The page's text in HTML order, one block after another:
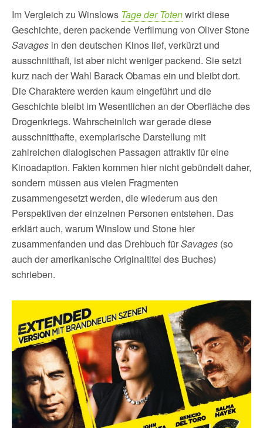
Im Vergleich zu Winslows Tage der Totenwirkt diese
Geschichte, deren packende Verfilmung von Oliver Stone
Savages in den deutschen Kinos lief, verkürzt und
ausschnitthaft, ist aber nicht weniger packend. Sie setzt
kurz nach der Wahl Barack Obamas ein und bleibt dort.
Die Charaktere werden kaum eingeführt und die
Geschichte bleibt im Wesentlichen an der Oberfläche des
Drogenkriegs. Wahrscheinlich war gerade diese
ausschnitthafte, exemplarische Darstellung mit
zahlreichen dialogischen Passagen attraktiv für eine
Kinoadaption. Fakten kommen hier nicht gebündelt daher,
sondern müssen aus vielen Fragmenten
zusammengesetzt werden, die wiederum aus den
Perspektiven der einzelnen Personen entstehen. Das
erklärt auch, warum Winslow und Stone hier
zusammenfanden und das Drehbuch fürSavages (so
auch der amerikanische Originaltitel des Buches)
schrieben.